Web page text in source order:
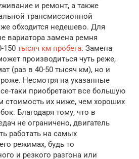
и ремонт, а также
трансмиссионной
обходится недешево. Для
вариатора замена ремня
150 тысяч км пробега. Замена
производиться чуть реже,
(раз в 40-50 тысяч км), но и
Несмотря на указанные
таки приобретают все большую
стоимость их ниже, чем хороших
Благодаря тому, что в
не ограничено, двигатель
работать на самых
режимах, будь то
и резкого разгона или